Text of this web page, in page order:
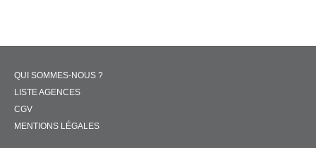
QUI SOMMES-NOUS ?
LISTE AGENCES
CGV
MENTIONS LÉGALES